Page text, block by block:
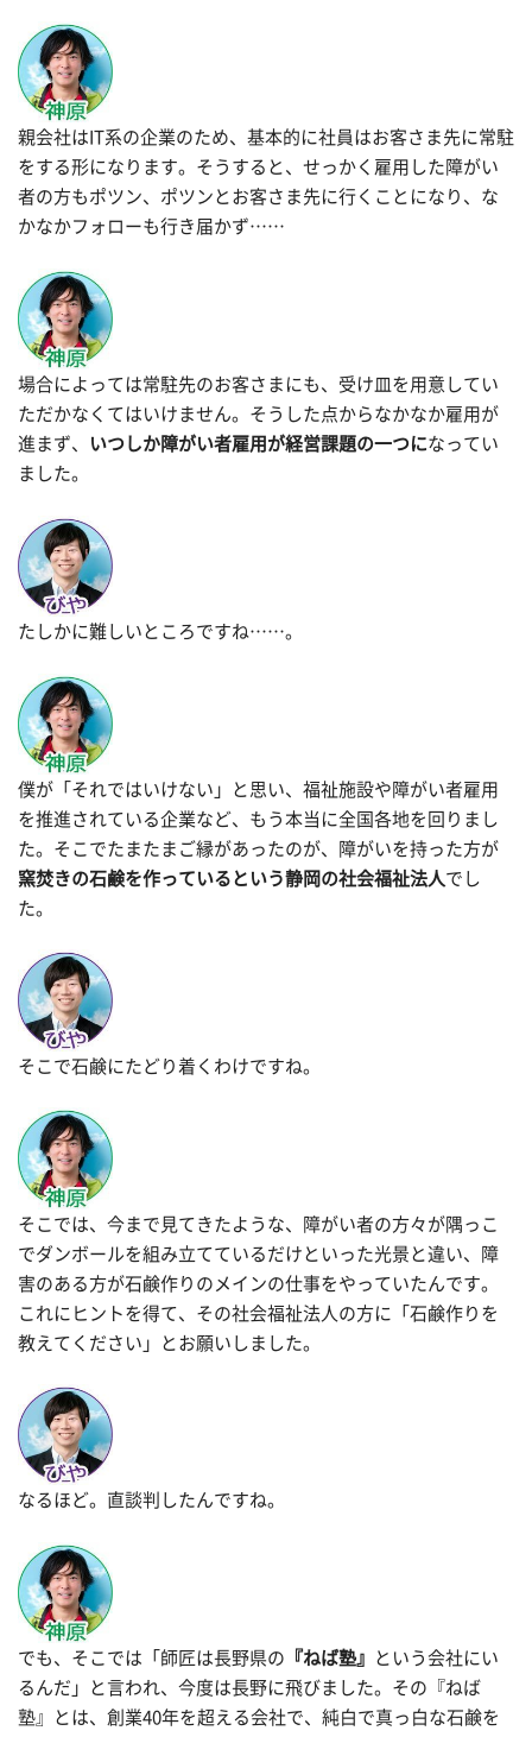
親会社はIT系の企業のため、基本的に社員はお客さま先に常駐
をする形になります。そうすると、せっかく雇用した障がい
者の方もポツン、ポツンとお客さま先に行くことになり、な
かなかフォローも行き届かず……
場合によっては常駐先のお客さまにも、受け皿を用意してい
ただかなくてはいけません。そうした点からなかなか雇用が
進まず、
いつしか障がい者雇用が経営課題の一つになってい
ました。
たしかに難しいところですね……。
僕が「それではいけない」と思い、福祉施設や障がい者雇用
を推進されている企業など、もう本当に全国各地を回りまし
た。そこでたまたまご縁があったのが、障がいを持った方が
窯焚きの石鹸を作っているという静岡の社会福祉法人 でし
た。
そこで石鹸にたどり着くわけですね。
そこでは、今まで見てきたような、障がい者の方々が隅っこ
でダンボールを組み立てているだけといった光景と違い、障
害のある方が石鹸作りのメインの仕事をやっていたんです。
これにヒントを得て、その社会福祉法人の方に「石鹸作りを
教えてください」とお願いしました。
なるほど。直談判したんですね。
でも、そこでは「師匠は長野県の 『ねば塾』
という会社にい
るんだ」と言われ、今度は長野に飛びました。その『ねば
塾』とは、創業40年を超える会社で、純白で真っ白な石鹸を